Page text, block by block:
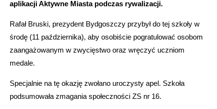
aplikacji Aktywne Miasta podczas rywalizacji.
Rafał Bruski, prezydent Bydgoszczy przybył do tej szkoły w
środę (11 października), aby osobiście pogratulować osobom
zaangażowanym w zwycięstwo oraz wręczyć uczniom
medale.
Specjalnie na tę okazję zwołano uroczysty apel. Szkoła
podsumowała zmagania społeczności ZS nr 16.